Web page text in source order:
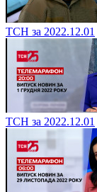
ТСН за 2022.12.01
ТСН за 2022.12.01